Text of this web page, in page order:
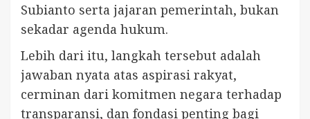
Subianto serta jajaran pemerintah, bukan
sekadar agenda hukum.
Lebih dari itu, langkah tersebut adalah
jawaban nyata atas aspirasi rakyat,
cerminan dari komitmen negara terhadap
transparansi, dan fondasi penting bagi